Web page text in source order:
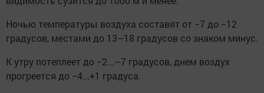
Ночью температуры воздуха составят от −7 до −12
градусов, местами до 13–18 градусов со знаком минус.
К утру потеплеет до −2...–7 градусов, днем воздух
прогреется до −4...+1 градуса.